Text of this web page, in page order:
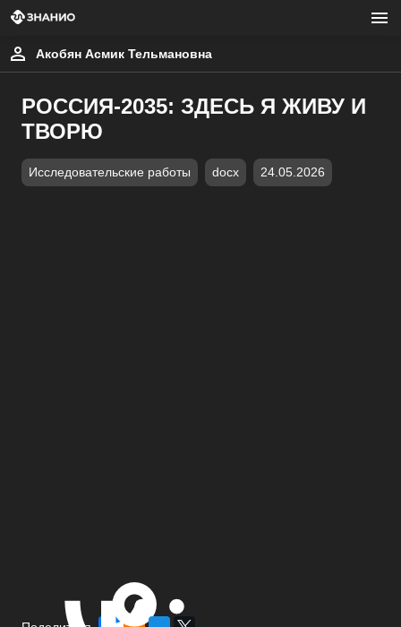
Акобян Асмик Тельмановна
РОССИЯ-2035: ЗДЕСЬ Я ЖИВУ И
ТВОРЮ
Исследовательские работы docx 24.05.2026